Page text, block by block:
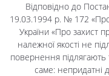
Відповідно до
19.03.1994 р. № 172
України «Про захист
належної якості не
повернення
саме: непридатні